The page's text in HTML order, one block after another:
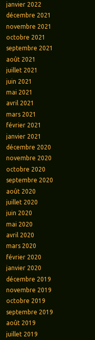
janvier 2022
décembre 2021
novembre 2021
octobre 2021
septembre 2021
août 2021
juillet 2021
juin 2021
mai 2021
avril 2021
mars 2021
février 2021
janvier 2021
décembre 2020
novembre 2020
octobre 2020
septembre 2020
août 2020
juillet 2020
juin 2020
mai 2020
avril 2020
mars 2020
février 2020
janvier 2020
décembre 2019
novembre 2019
octobre 2019
septembre 2019
août 2019
juillet 2019